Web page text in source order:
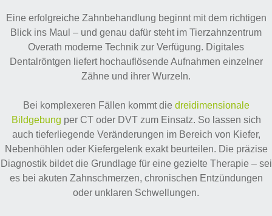
Eine erfolgreiche Zahnbehandlung beginnt mit dem richtigen
Blick ins Maul – und genau dafür steht im Tierzahnzentrum
Overath moderne Technik zur Verfügung. Digitales
Dentalröntgen liefert hochauflösende Aufnahmen einzelner
Zähne und ihrer Wurzeln.
Bei komplexeren Fällen kommt die dreidimensionale
Bildgebung per CT oder DVT zum Einsatz. So lassen sich
auch tieferliegende Veränderungen im Bereich von Kiefer,
Nebenhöhlen oder Kiefergelenk exakt beurteilen. Die präzise
Diagnostik bildet die Grundlage für eine gezielte Therapie – sei
es bei akuten Zahnschmerzen, chronischen Entzündungen
oder unklaren Schwellungen.